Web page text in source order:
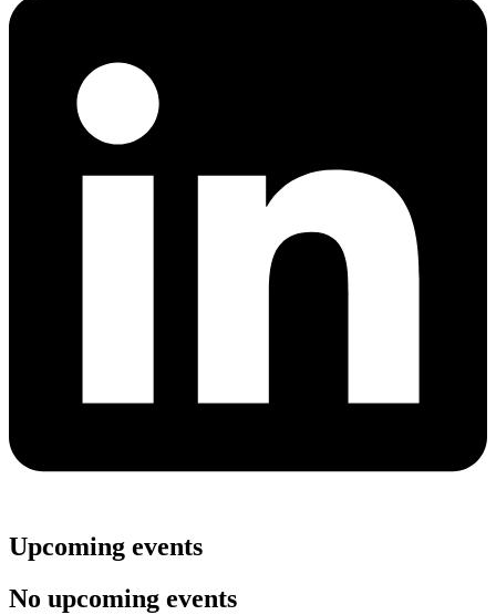
Upcoming events
No upcoming events